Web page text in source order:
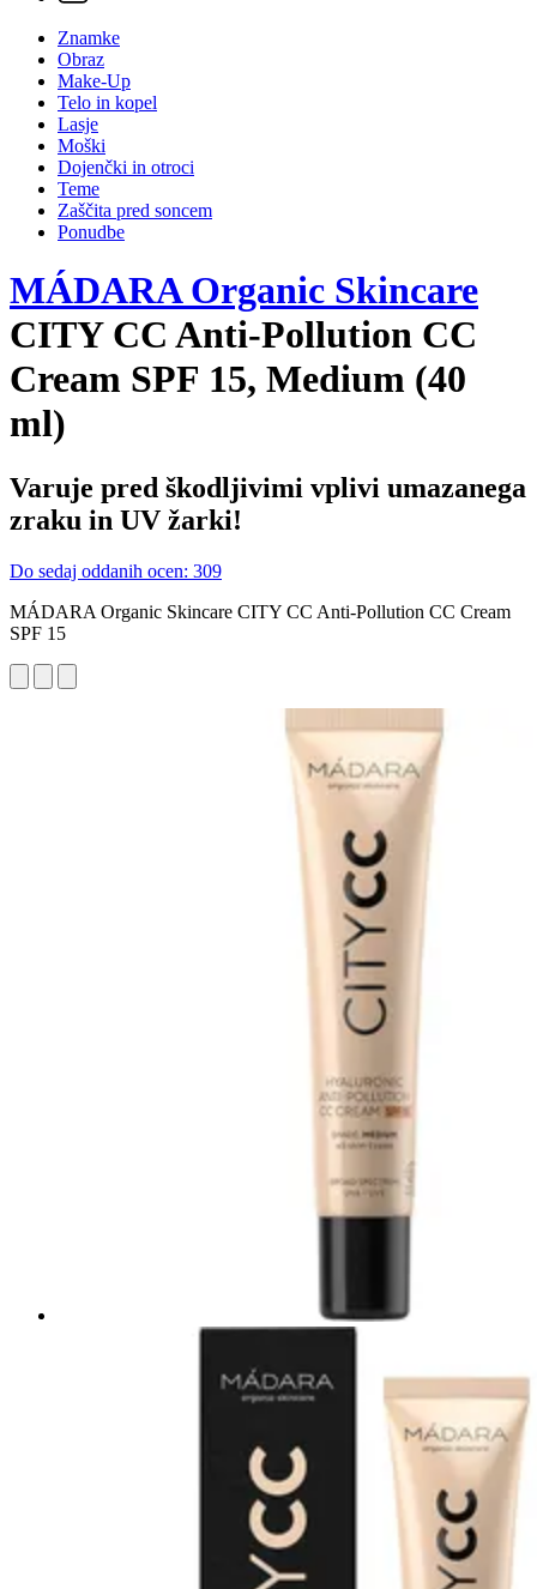
Znamke
Obraz
Make-Up
Telo in kopel
Lasje
Moški
Dojenčki in otroci
Teme
Zaščita pred soncem
Ponudbe
MÁDARA Organic Skincare
CITY CC Anti-Pollution CC
Cream SPF 15, Medium (40
ml)
Varuje pred škodljivimi vplivi umazanega
zraku in UV žarki!
Do sedaj oddanih ocen: 309
MÁDARA Organic Skincare CITY CC Anti-Pollution CC Cream
SPF 15